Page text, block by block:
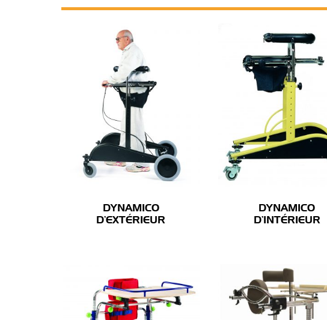
DYNAMICO
D’EXTÉRIEUR
DYNAMICO
D’INTÉRIEUR